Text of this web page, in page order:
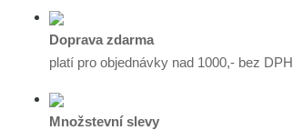
Doprava zdarma
platí pro objednávky nad 1000,- bez DPH
Množstevní slevy